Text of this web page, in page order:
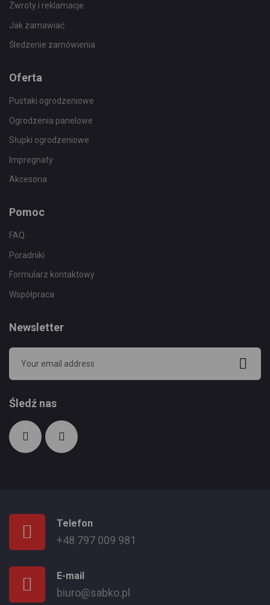
Zwroty i reklamacje
Jak zamawiać
Śledzenie zamówienia
Oferta
Pustaki ogrodzeniowe
Ogrodzenia panelowe
Słupki ogrodzeniowe
Impregnaty
Akcesoria
Pomoc
FAQ
Poradniki
Formularz kontaktowy
Współpraca
Newsletter
Śledź nas
Telefon
+48 797 009 981
E-mail
biuro@sabko.pl